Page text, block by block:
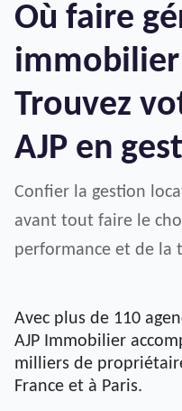
Où faire
immobilier
Trouvez
AJP en
Confier la gestion
avant tout faire le
performance et de la
Avec plus de 110
AJP Immobilier
milliers de
France et à Paris.